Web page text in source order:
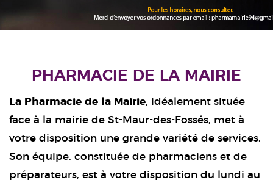
PHARMACIE DE LA MAIRIE
La Pharmacie de la Mairie, idéalement située
face à la mairie de St-Maur-des-Fossés, met à
votre disposition une grande variété de services.
Son équipe, constituée de pharmaciens et de
préparateurs, est à votre disposition du lundi au